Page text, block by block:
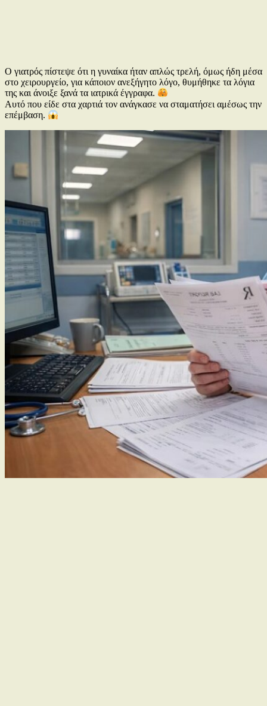
Ο γιατρός πίστεψε ότι η γυναίκα ήταν απλώς τρελή, όμως ήδη μέσα
στο χειρουργείο, για κάποιον ανεξήγητο λόγο, θυμήθηκε τα λόγια
της και άνοιξε ξανά τα ιατρικά έγγραφα.
Αυτό που είδε στα χαρτιά τον ανάγκασε να σταματήσει αμέσως την
επέμβαση.